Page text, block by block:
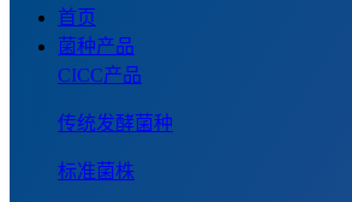
首页
菌种产品
CICC产品
传统发酵菌种
标准菌株